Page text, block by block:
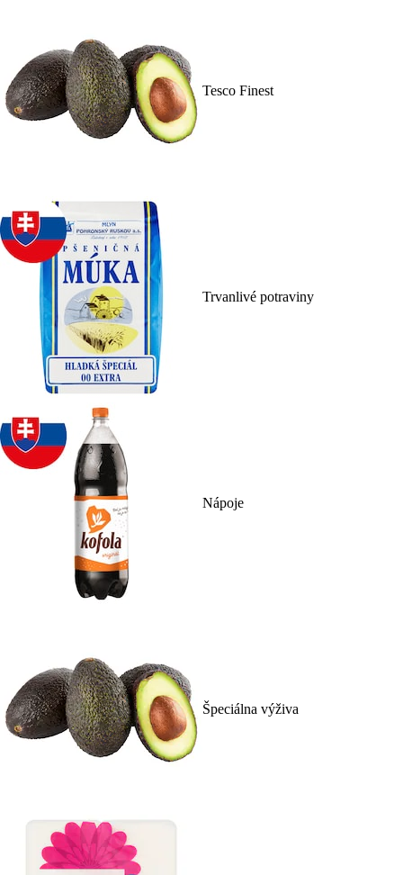
Tesco Finest
Trvanlivé potraviny
Nápoje
Špeciálna výživa